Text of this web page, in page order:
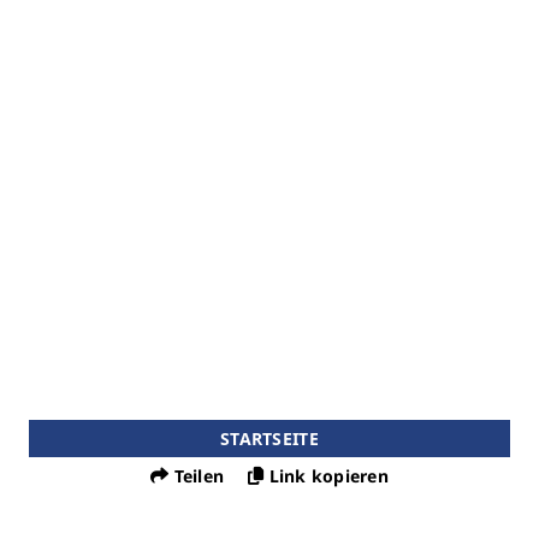
STARTSEITE
Teilen
Link kopieren